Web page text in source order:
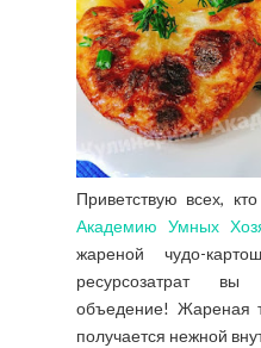
Приветствую всех,
Академию Умных
жареной чудо-
ресурсозатрат вы
объедение! Жареная
получается нежной